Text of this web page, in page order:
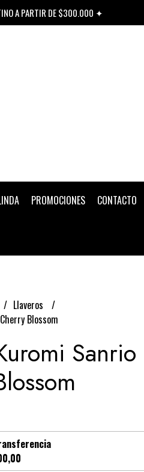
A PARTIR DE $300.000 ✦
PROMOCIONES CONTACTO
Llaveros
Blossom
Sanrio